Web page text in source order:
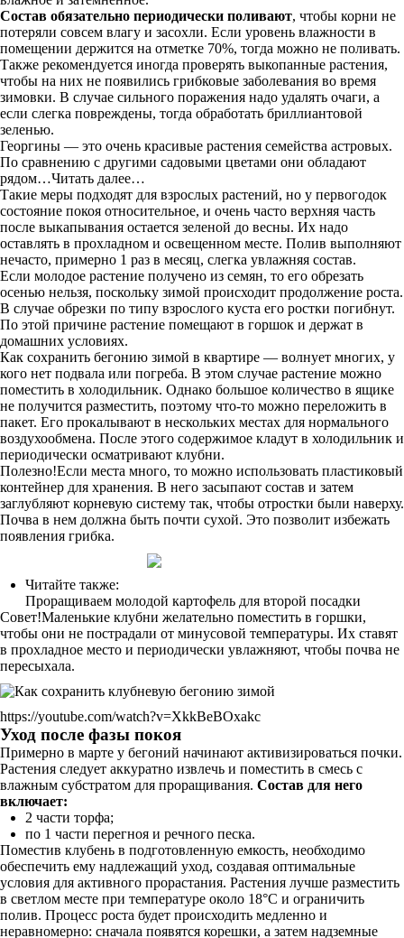
Состав обязательно периодически поливают, чтобы корни не
потеряли совсем влагу и засохли. Если уровень влажности в
помещении держится на отметке 70%, тогда можно не поливать.
Также рекомендуется иногда проверять выкопанные растения,
чтобы на них не появились грибковые заболевания во время
зимовки. В случае сильного поражения надо удалять очаги, а
если слегка повреждены, тогда обработать бриллиантовой
зеленью.
Георгины — это очень красивые растения семейства астровых.
По сравнению с другими садовыми цветами они обладают
рядом…Читать далее…
Такие меры подходят для взрослых растений, но у первогодок
состояние покоя относительное, и очень часто верхняя часть
после выкапывания остается зеленой до весны. Их надо
оставлять в прохладном и освещенном месте. Полив выполняют
нечасто, примерно 1 раз в месяц, слегка увлажняя состав.
Если молодое растение получено из семян, то его обрезать
осенью нельзя, поскольку зимой происходит продолжение роста.
В случае обрезки по типу взрослого куста его ростки погибнут.
По этой причине растение помещают в горшок и держат в
домашних условиях.
Как сохранить бегонию зимой в квартире — волнует многих, у
кого нет подвала или погреба. В этом случае растение можно
поместить в холодильник. Однако большое количество в ящике
не получится разместить, поэтому что-то можно переложить в
пакет. Его прокалывают в нескольких местах для нормального
воздухообмена. После этого содержимое кладут в холодильник и
периодически осматривают клубни.
Полезно!Если места много, то можно использовать пластиковый
контейнер для хранения. В него засыпают состав и затем
заглубляют корневую систему так, чтобы отростки были наверху.
Почва в нем должна быть почти сухой. Это позволит избежать
появления грибка.
Читайте также:
Проращиваем молодой картофель для второй посадки
Совет!Маленькие клубни желательно поместить в горшки,
чтобы они не пострадали от минусовой температуры. Их ставят
в прохладное место и периодически увлажняют, чтобы почва не
пересыхала.
https://youtube.com/watch?v=XkkBeBOxakc
Уход после фазы покоя
Примерно в марте у бегоний начинают активизироваться почки.
Растения следует аккуратно извлечь и поместить в смесь с
влажным субстратом для проращивания. Состав для него
включает:
2 части торфа;
по 1 части перегноя и речного песка.
Поместив клубень в подготовленную емкость, необходимо
обеспечить ему надлежащий уход, создавая оптимальные
условия для активного прорастания. Растения лучше разместить
в светлом месте при температуре около 18°C и ограничить
полив. Процесс роста будет происходить медленно и
неравномерно: сначала появятся корешки, а затем надземные